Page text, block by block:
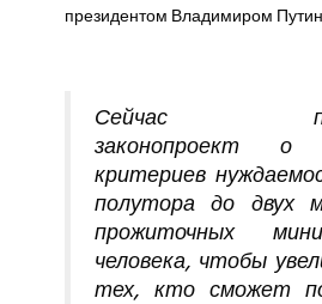
президентом Владимиром
Сейчас
законопроект о
критериев
полутора до двух
прожиточных
человека, чтобы
тех, кто сможет